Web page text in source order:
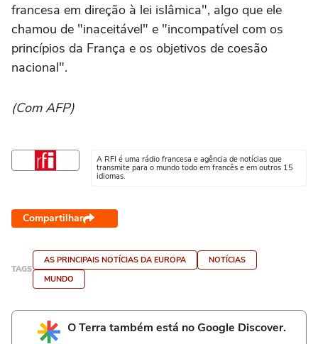
francesa em direção à lei islâmica", algo que ele
chamou de "inaceitável" e "incompatível com os
princípios da França e os objetivos de coesão
nacional".
(Com AFP)
A RFI é uma rádio francesa e agência de notícias que
transmite para o mundo todo em francês e em outros 15
idiomas.
Compartilhar
TAGS
AS PRINCIPAIS NOTÍCIAS DA EUROPA
NOTÍCIAS
MUNDO
O Terra também está no Google Discover.